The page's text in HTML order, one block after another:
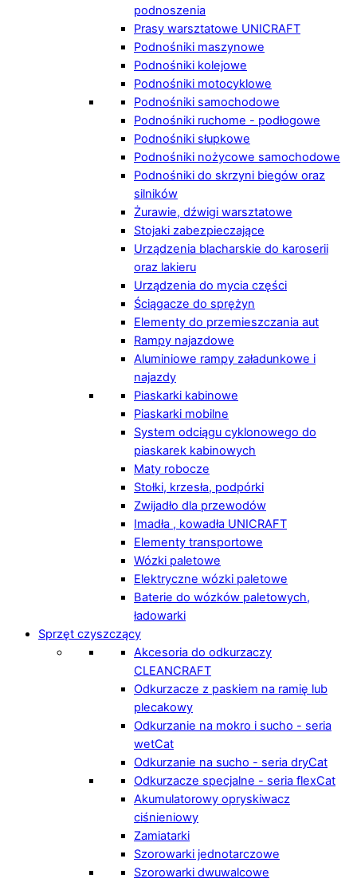
podnoszenia
Prasy warsztatowe UNICRAFT
Podnośniki maszynowe
Podnośniki kolejowe
Podnośniki motocyklowe
Podnośniki samochodowe
Podnośniki ruchome - podłogowe
Podnośniki słupkowe
Podnośniki nożycowe samochodowe
Podnośniki do skrzyni biegów oraz
silników
Żurawie, dźwigi warsztatowe
Stojaki zabezpieczające
Urządzenia blacharskie do karoserii
oraz lakieru
Urządzenia do mycia części
Ściągacze do sprężyn
Elementy do przemieszczania aut
Rampy najazdowe
Aluminiowe rampy załadunkowe i
najazdy
Piaskarki kabinowe
Piaskarki mobilne
System odciągu cyklonowego do
piaskarek kabinowych
Maty robocze
Stołki, krzesła, podpórki
Zwijadło dla przewodów
Imadła , kowadła UNICRAFT
Elementy transportowe
Wózki paletowe
Elektryczne wózki paletowe
Baterie do wózków paletowych,
ładowarki
Sprzęt czyszczący
Akcesoria do odkurzaczy
CLEANCRAFT
Odkurzacze z paskiem na ramię lub
plecakowy
Odkurzanie na mokro i sucho - seria
wetCat
Odkurzanie na sucho - seria dryCat
Odkurzacze specjalne - seria flexCat
Akumulatorowy opryskiwacz
ciśnieniowy
Zamiatarki
Szorowarki jednotarczowe
Szorowarki dwuwalcowe